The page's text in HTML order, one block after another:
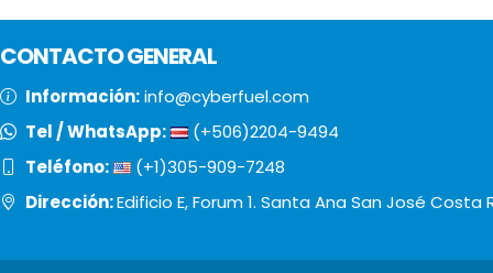
CONTACTO GENERAL
Información:info@cyberfuel.com
Tel / WhatsApp:
(+506)2204-9494
Teléfono:
(+1)305-909-7248
Dirección:Edificio E, Forum 1. Santa Ana San José Costa